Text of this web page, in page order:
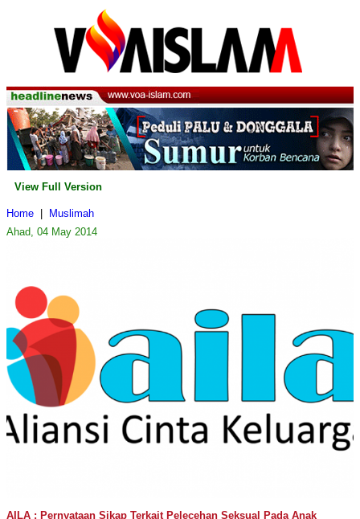
View Full Version
Home
Muslimah
Ahad, 04 May 2014
AILA : Pernyataan Sikap Terkait Pelecehan Seksual Pada Anak